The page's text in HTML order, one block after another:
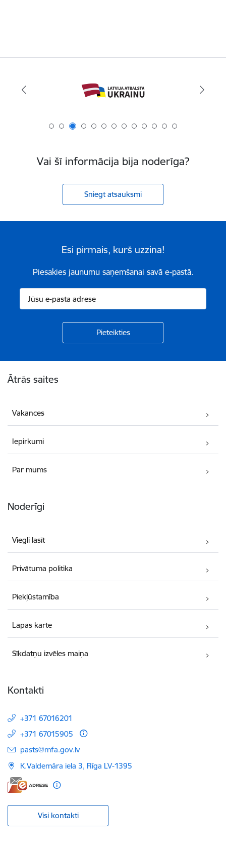
Vai šī informācija bija noderīga?
Sniegt atsauksmi
Esi pirmais, kurš uzzina!
Piesakies jaunumu saņemšanai savā e-pastā.
Ātrās saites
Vakances
Iepirkumi
Par mums
Noderīgi
Viegli lasīt
Privātuma politika
Piekļūstamība
Lapas karte
Sīkdatņu izvēles maiņa
Kontakti
+371 67016201
+371 67015905
E-pasts:
pasts@mfa.gov.lv
K.Valdemāra iela 3, Rīga LV-1395
Visi kontakti